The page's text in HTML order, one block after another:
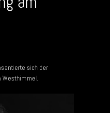
sich der
Westhimmel.